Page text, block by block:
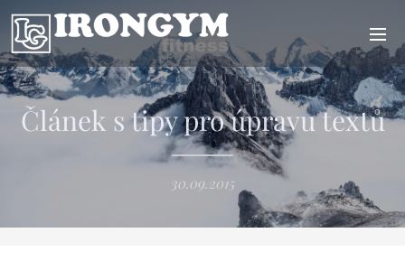
Článek s tipy pro úpravu textů
30.09.2015